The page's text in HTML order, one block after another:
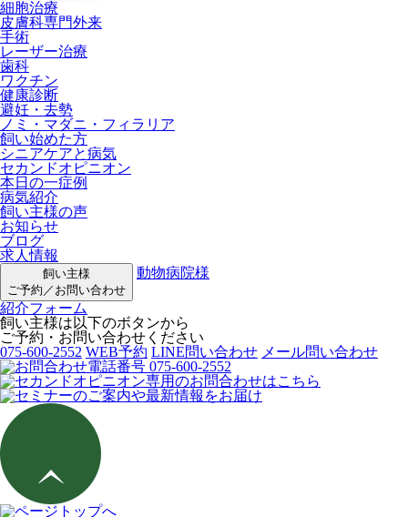
細胞治療
皮膚科専門外来
手術
レーザー治療
歯科
ワクチン
健康診断
避妊・去勢
ノミ・マダニ・フィラリア
飼い始めた方
シニアケアと病気
セカンドオピニオン
本日の一症例
病気紹介
飼い主様の声
お知らせ
ブログ
求人情報
飼い主様
ご予約／お問い合わせ
動物病院様
紹介フォーム
飼い主様は以下のボタンから
ご予約・お問い合わせください
075-600-2552 WEB予約 LINE問い合わせ メール問い合わせ